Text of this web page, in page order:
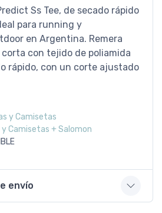
Ss Tee, de secado rápido
para running y
en Argentina. Remera
con tejido de poliamida
rápido, con un corte ajustado
y Camisetas
y Camisetas + Salomon
envío